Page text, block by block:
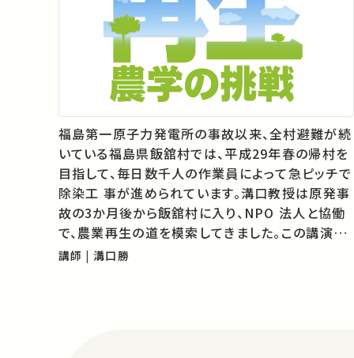
福島第一原子力発電所の事故以来、全村避難が続
いている福島県飯舘村では、平成29年春の帰村を
目指して、毎日数千人の作業員によって急ピッチで
除染工 事が進められています。溝口教授は原発事
故の3か月後から飯舘村に入り、NPO 法人と協働
で、農業再生の道を模索してきました。この講演で
は、飯舘村の農地の現状を報告し、溝口教授が考
講師 | 溝口勝